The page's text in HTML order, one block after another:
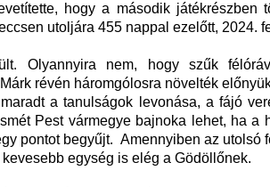
hogy a második
utoljára 455 nappal ezelőtt, 2024.
Olyannyira nem, hogy szűk
révén háromgólosra növelték
a tanulságok levonása, a fájó
Pest vármegye bajnoka lehet, ha a
pontot begyűjt. Amennyiben az utolsó
egység is elég a Gödöllőnek.